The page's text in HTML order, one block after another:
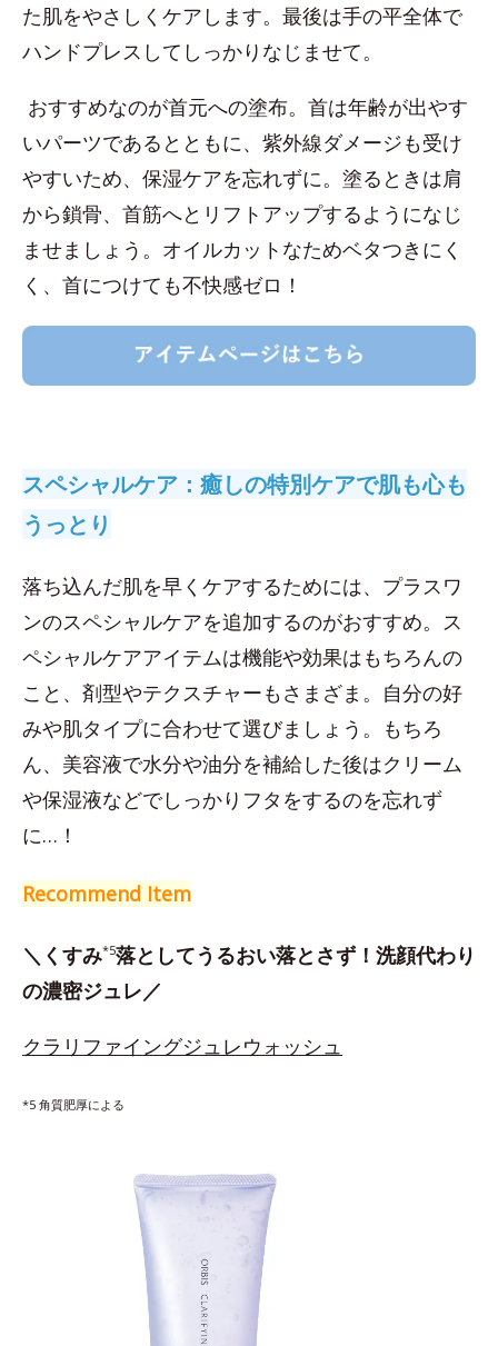
た肌をやさしくケアします。最後は手の平全体で
ハンドプレスしてしっかりなじませて。
おすすめなのが首元への塗布。首は年齢が出やす
いパーツであるとともに、紫外線ダメージも受け
やすいため、保湿ケアを忘れずに。塗るときは肩
から鎖骨、首筋へとリフトアップするようになじ
ませましょう。オイルカットなためベタつきにく
く、首につけても不快感ゼロ！
スペシャルケア：癒しの特別ケアで肌も心も
うっとり
落ち込んだ肌を早くケアするためには、プラスワ
ンのスペシャルケアを追加するのがおすすめ。ス
ペシャルケアアイテムは機能や効果はもちろんの
こと、剤型やテクスチャーもさまざま。自分の好
みや肌タイプに合わせて選びましょう。もちろ
ん、美容液で水分や油分を補給した後はクリーム
や保湿液などでしっかりフタをするのを忘れず
に…！
Recommend Item
＼くすみ*5落としてうるおい落とさず！洗顔代わり
の濃密ジュレ／
クラリファイングジュレウォッシュ
*5 角質肥厚による